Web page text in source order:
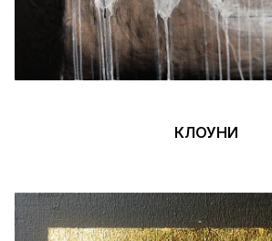
КЛОУНИ